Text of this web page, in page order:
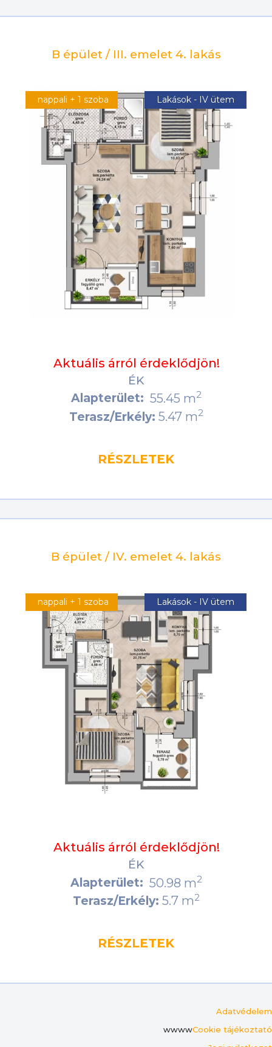
B épület / III. emelet 4. lakás
nappali + 1 szoba Lakások - IV ütem
Aktuális árról érdeklődjön!
ÉK
Alapterület: 55.45 m2
Terasz/Erkély: 5.47 m2
RÉSZLETEK
B épület / IV. emelet 4. lakás
nappali + 1 szoba Lakások - IV ütem
Aktuális árról érdeklődjön!
ÉK
Alapterület: 50.98 m2
Terasz/Erkély: 5.7 m2
RÉSZLETEK
Adatvédelem
wwwwCookie tájékoztató